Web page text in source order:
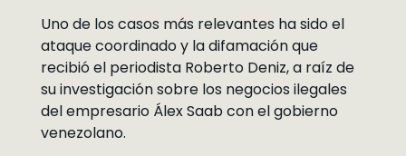
Uno de los casos más relevantes ha sido el
ataque coordinado y la difamación que
recibió el periodista Roberto Deniz, a raíz de
su investigación sobre los negocios ilegales
del empresario Álex Saab con el gobierno
venezolano.